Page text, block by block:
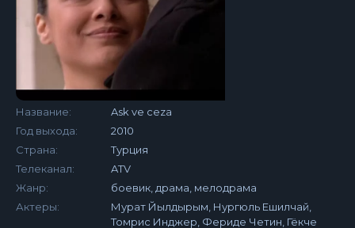
Название:
Ask ve ceza
Год выхода:
2010
Страна:
Турция
Телеканал:
ATV
Жанр:
боевик, драма, мелодрама
Актеры:
Мурат Йылдырым, Нургюль Ешилчай,
Томрис Инджер, Фериде Четин, Гёкче